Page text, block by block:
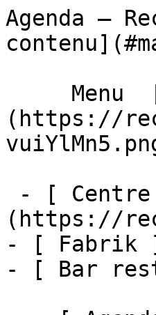
Agenda
(https://
(https://
- [ Fabrik
- [ Bar